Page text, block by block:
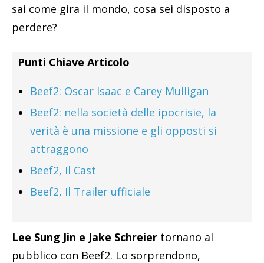
sai come gira il mondo, cosa sei disposto a
perdere?
Punti Chiave Articolo
Beef2: Oscar Isaac e Carey Mulligan
Beef2: nella società delle ipocrisie, la
verità è una missione e gli opposti si
attraggono
Beef2, Il Cast
Beef2, Il Trailer ufficiale
Lee Sung Jin e Jake Schreier tornano al
pubblico con Beef2. Lo sorprendono,